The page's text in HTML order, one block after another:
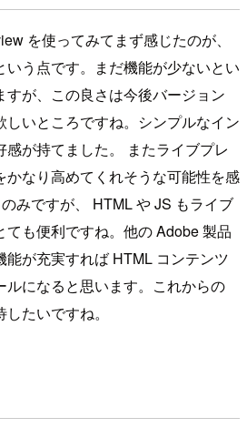
を使ってみてまず感じたのが、
いう点です。まだ機能が少ないとい
すが、この良さは今後バージョン
しいところですね。シンプルなイン
感が持てました。 またライブプレ
かなり高めてくれそうな可能性を感
みですが、 HTML や JS もライブ
ても便利ですね。他の Adobe 製品
能が充実すれば HTML コンテンツ
ルになると思います。これからの
たいですね。